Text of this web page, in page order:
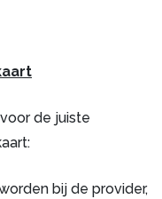
de juiste
bij de provider,